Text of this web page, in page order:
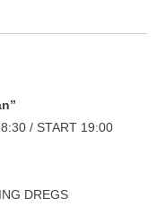
/ START 19:00
DREGS